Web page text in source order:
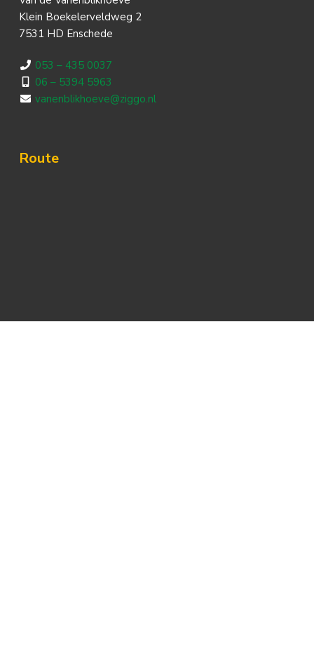
Klein Boekelerveldweg 2
7531 HD Enschede
053 – 435 0037
06 – 5394 5963
vanenblikhoeve@ziggo.nl
Route